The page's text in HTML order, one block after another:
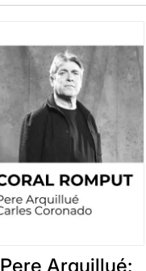
Pere Arquillué: